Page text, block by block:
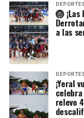
🏐
a las
¡Yeral
relevo